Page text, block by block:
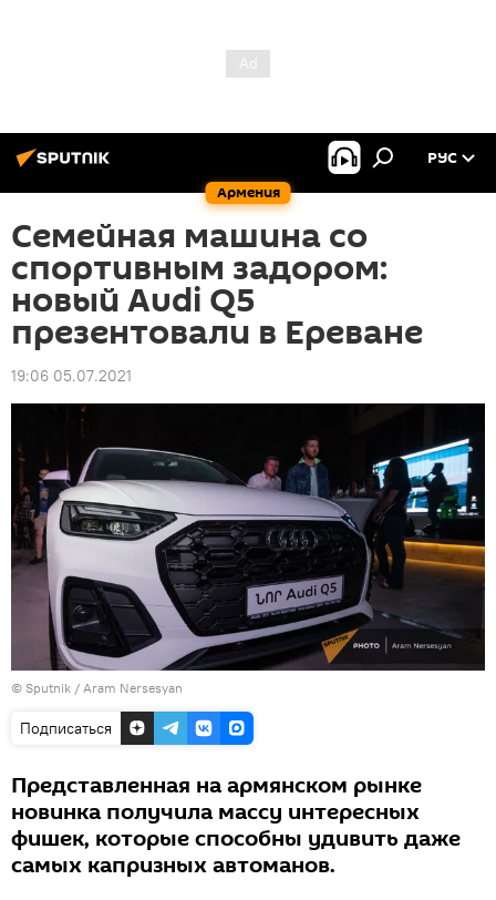
Армения
РУС
Семейная машина со
спортивным задором:
новый Audi Q5
презентовали в Ереване
19:06 05.07.2021
© Sputnik / Aram Nersesyan
Подписаться
Представленная на армянском рынке
новинка получила массу интересных
фишек, которые способны удивить даже
самых капризных автоманов.